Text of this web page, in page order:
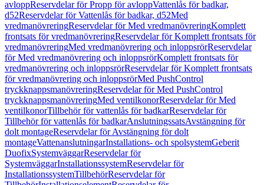
avloppReservdelar för Propp för avloppVattenlås för badkar,
d52Reservdelar för Vattenlås för badkar, d52Med
vredmanövreringReservdelar för Med vredmanövreringKomplett
frontsats för vredmanövreringReservdelar för Komplett frontsats för
vredmanövreringMed vredmanövrering och inloppsrörReservdelar
för Med vredmanövrering och inloppsrörKomplett frontsats för
vredmanövrering och inloppsrörReservdelar för Komplett frontsats
för vredmanövrering och inloppsrörMed PushControl
tryckknappsmanövreringReservdelar för Med PushControl
tryckknappsmanövreringMed ventilkonorReservdelar för Med
ventilkonorTillbehör för vattenlås för badkarReservdelar för
Tillbehör för vattenlås för badkarAnslutningssatsAvstängning för
dolt montageReservdelar för Avstängning för dolt
montageVattenanslutningarInstallations- och spolsystemGeberit
DuofixSystemväggarReservdelar för
SystemväggarInstallationssystemReservdelar för
InstallationssystemTillbehörReservdelar för